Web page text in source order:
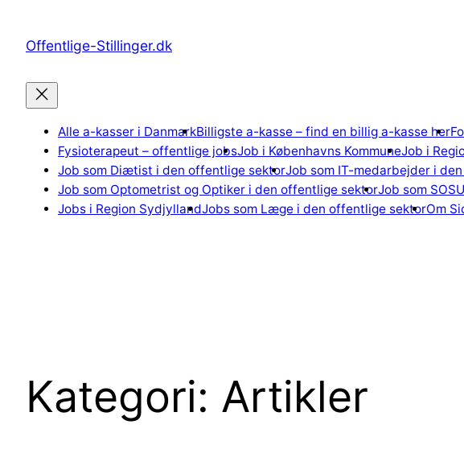
indholdOffentlige-Stillinger.dk
Alle a-kasser i DanmarkBilligste a-kasse – find en billig a-kasse her
Fysioterapeut – offentlige jobsJob i Københavns KommuneJob i
Job som Diætist i den offentlige sektorJob som IT-medarbejder i
Job som Optometrist og Optiker i den offentlige sektorJob som
Jobs i Region SydjyllandJobs som Læge i den offentlige sektorOm
Kategori: Artikler